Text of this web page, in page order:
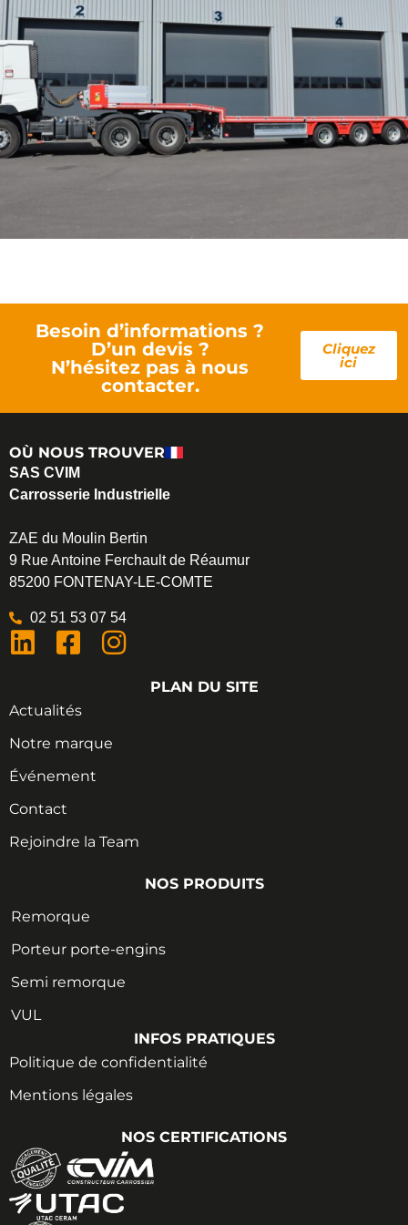
Besoin d’informations ?
D’un devis ?
N’hésitez pas à nous
contacter.
Cliquez
ici
OÙ NOUS TROUVER
SAS CVIM
Carrosserie Industrielle
ZAE du Moulin Bertin
9 Rue Antoine Ferchault de Réaumur
85200 FONTENAY-LE-COMTE
02 51 53 07 54
PLAN DU SITE
Actualités
Notre marque
Événement
Contact
Rejoindre la Team
NOS PRODUITS
Remorque
Porteur porte-engins
Semi remorque
VUL
INFOS PRATIQUES
Politique de confidentialité
Mentions légales
NOS CERTIFICATIONS